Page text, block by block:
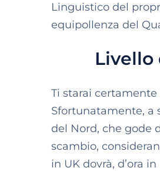
Linguistico del
equipollenza del
Livello
Ti starai
Sfortunatamente, a
del Nord, che gode
scambio,
in UK dovrà, d’ora